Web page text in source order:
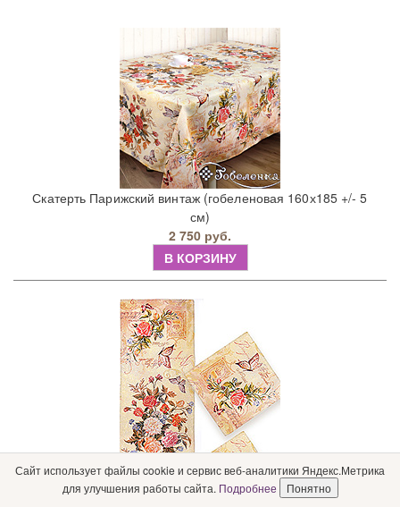
Скатерть Парижский винтаж (гобеленовая 160х185 +/- 5
см)
2 750 руб.
В КОРЗИНУ
Сайт использует файлы cookie и сервис веб-аналитики Яндекс.Метрика
для улучшения работы сайта. Подробнее Понятно